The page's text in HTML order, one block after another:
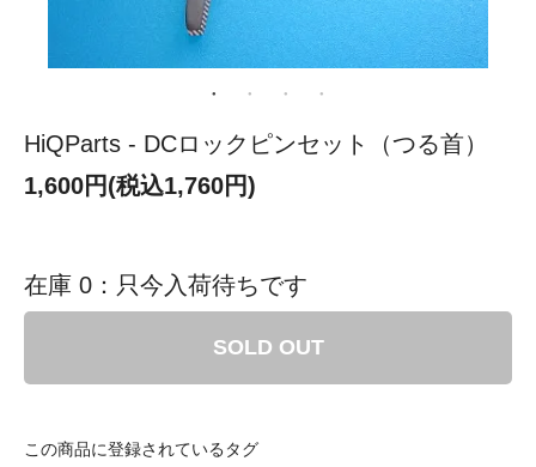
HiQParts - DCロックピンセット（つる首）
1,600円(税込1,760円)
在庫 0：只今入荷待ちです
SOLD OUT
この商品に登録されているタグ